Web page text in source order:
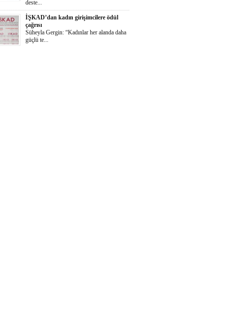
deste...
İŞKAD’dan kadın girişimcilere ödül
çağrısı
Süheyla Gergin: “Kadınlar her alanda daha
güçlü te...